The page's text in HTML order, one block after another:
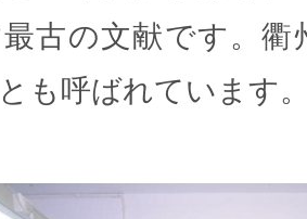
古の文献です。衢
も呼ばれています